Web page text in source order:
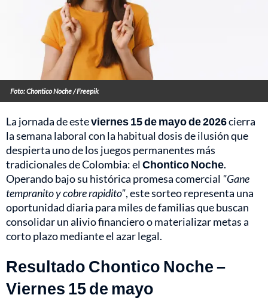
Foto: Chontico Noche / Freepik
La jornada de esteviernes 15 de mayo de 2026cierra
la semana laboral con la habitual dosis de ilusión que
despierta uno de los juegos permanentes más
tradicionales de Colombia: elChontico Noche.
Operando bajo su histórica promesa comercial "Gane
tempranito y cobre rapidito", este sorteo representa una
oportunidad diaria para miles de familias que buscan
consolidar un alivio financiero o materializar metas a
corto plazo mediante el azar legal.
Resultado Chontico Noche –
Viernes 15 de mayo